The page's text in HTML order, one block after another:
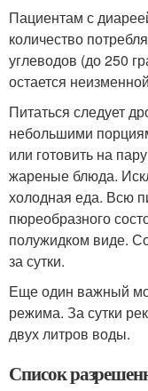
Пациентам с
количество
углеводов (до 250
остается
Питаться следует
небольшими
или готовить на
жареные блюда.
холодная еда. Всю
пюреобразного
полужидком виде.
за сутки.
Еще один важный
режима. За сутки
двух литров воды.
Список